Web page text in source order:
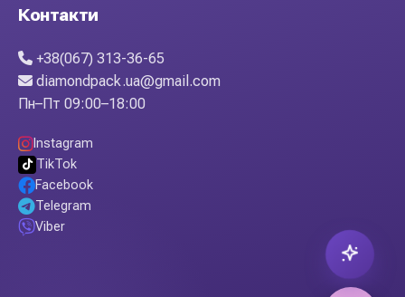
Контакти
+38(067) 313-36-65
diamondpack.ua@gmail.com
Пн–Пт 09:00–18:00
Instagram
TikTok
Facebook
Telegram
Viber